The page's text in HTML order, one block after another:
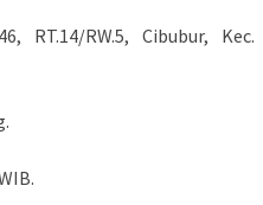
RT.14/RW.5, Cibubur, Kec.